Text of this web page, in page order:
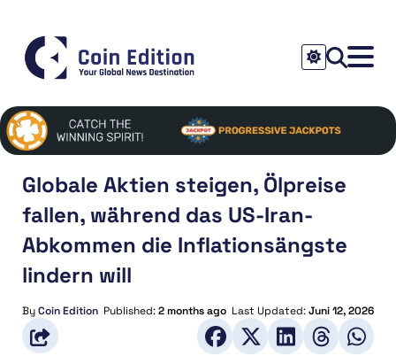
Globale Aktien steigen, Ölpreise
fallen, während das US-Iran-
Abkommen die Inflationsängste
lindern will
ByCoin Edition Published:2 months ago Last Updated:Juni 12, 2026